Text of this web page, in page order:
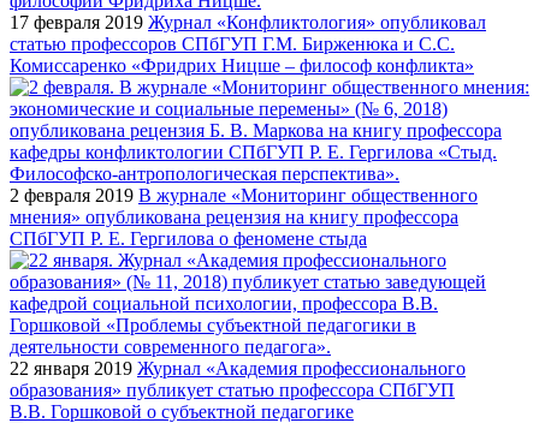
17 февраля 2019 Журнал «Конфликтология» опубликовал
статью профессоров СПбГУП Г.М. Бирженюка и С.С.
Комиссаренко «Фридрих Ницше – философ конфликта»
2 февраля 2019 В журнале «Мониторинг общественного
мнения» опубликована рецензия на книгу профессора
СПбГУП Р. Е. Гергилова о феномене стыда
22 января 2019 Журнал «Академия профессионального
образования» публикует статью профессора СПбГУП
В.В. Горшковой о субъектной педагогике